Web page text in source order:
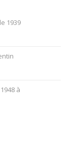
1939
à